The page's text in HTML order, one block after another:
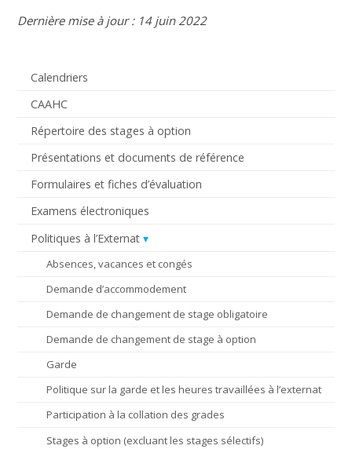
Calendriers
CAAHC
Répertoire des stages à option
Présentations et documents de référence
Formulaires et fiches d’évaluation
Examens électroniques
Politiques à l’Externat
Absences, vacances et congés
Demande d’accommodement
Demande de changement de stage obligatoire
Demande de changement de stage à option
Garde
Politique sur la garde et les heures travaillées à l’externat
Participation à la collation des grades
Stages à option (excluant les stages sélectifs)
Dernière mise à jour : 14 juin 2022